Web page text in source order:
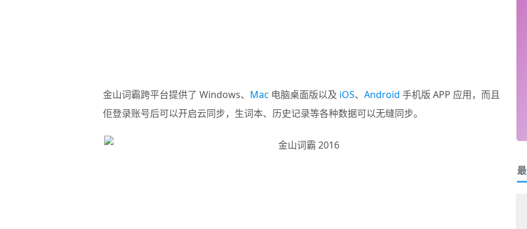
金山词霸跨平台提供了 Windows、 Mac 电脑桌面版以及 iOS、 Android 手机版 APP 应用，而且
佢登录账号后可以开启云同步，生词本、历史记录等各种数据可以无缝同步。